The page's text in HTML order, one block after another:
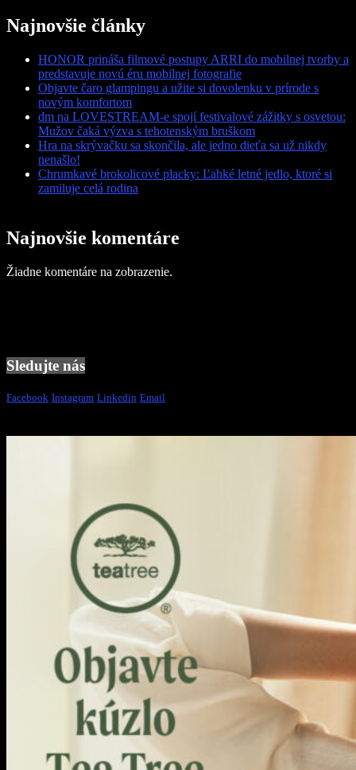
Najnovšie články
HONOR prináša filmové postupy ARRI do mobilnej tvorby a
predstavuje novú éru mobilnej fotografie
Objavte čaro glampingu a užite si dovolenku v prírode s
novým komfortom
dm na LOVESTREAM-e spojí festivalové zážitky s osvetou:
Mužov čaká výzva s tehotenským bruškom
Hra na skrývačku sa skončila, ale jedno dieťa sa už nikdy
nenašlo!
Chrumkavé brokolicové placky: Ľahké letné jedlo, ktoré si
zamiluje celá rodina
Najnovšie komentáre
Žiadne komentáre na zobrazenie.
Sledujte nás
Facebook Instagram Linkedin Email